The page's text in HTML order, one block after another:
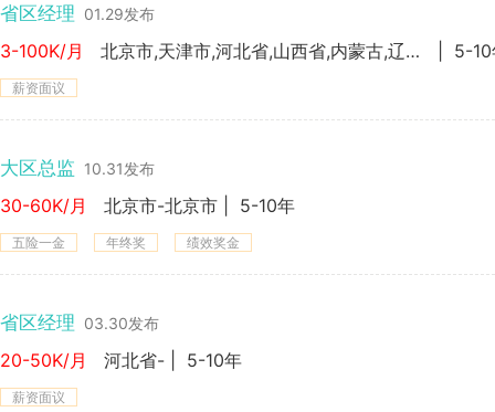
省区经理 01.29发布
3-100K/月 北京市,天津市,河北省,山西省,内蒙古,辽宁省,吉林省,黑龙江,上海市,江苏省,浙江省,安徽省,福建省,江西省,山东省,河南省,湖北省,湖南省,广东省,广西省,海南省,重庆市,四川省,贵州省,云南省,西 藏,陕西省,甘肃省,青海省,宁 夏,新 疆- 5-
薪资面议
大区总监 10.31发布
30-60K/月 北京市-北京市 5-10年
五险一金 年终奖 绩效奖金
省区经理 03.30发布
20-50K/月 河北省- 5-10年
薪资面议